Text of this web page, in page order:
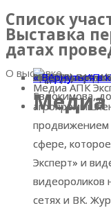
Список
Выставка
датах
« Вернуться в
Медиа
Номер стенда:
Страна:
Россия
Адрес:
344068,
Евдокимова,
Телефон:
+7 (863) 311-
E-mail:
Сайт:
https://
Медиа АПК
продвижением
сфере,
Эксперт» и
видеороликов
сетях и ВК.
« Вернуться в
« Вернуться в
Медиа
https://
344068,
Евдокимова,
+7 (863) 311-
Медиа АПК
продвижением
сфере,
Эксперт» и
видеороликов
сетях и ВК.
« Вернуться в
О выставке
Выставка
Разделы
Список
Место и время
Итоговый
Контакты